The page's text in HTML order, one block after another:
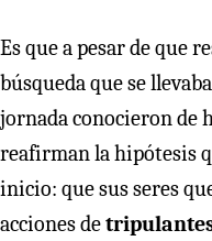
Es que a pesar de que
búsqueda que se
jornada conocieron de
reafirman la hipótesis
inicio: que sus seres
acciones de